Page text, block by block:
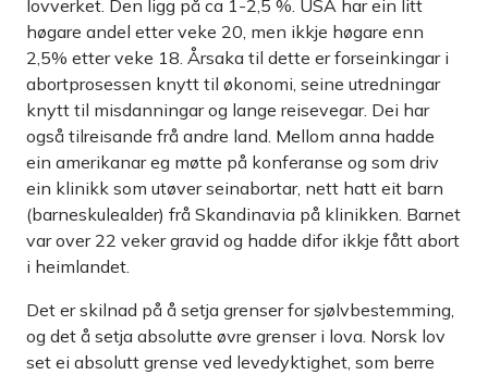
lovverket. Den ligg på ca 1-2,5 %. USA har ein litt
høgare andel etter veke 20, men ikkje høgare enn
2,5% etter veke 18. Årsaka til dette er forseinkingar i
abortprosessen knytt til økonomi, seine utredningar
knytt til misdanningar og lange reisevegar. Dei har
også tilreisande frå andre land. Mellom anna hadde
ein amerikanar eg møtte på konferanse og som driv
ein klinikk som utøver seinabortar, nett hatt eit barn
(barneskulealder) frå Skandinavia på klinikken. Barnet
var over 22 veker gravid og hadde difor ikkje fått abort
i heimlandet.
Det er skilnad på å setja grenser for sjølvbestemming,
og det å setja absolutte øvre grenser i lova. Norsk lov
set ei absolutt grense ved levedyktighet, som berre